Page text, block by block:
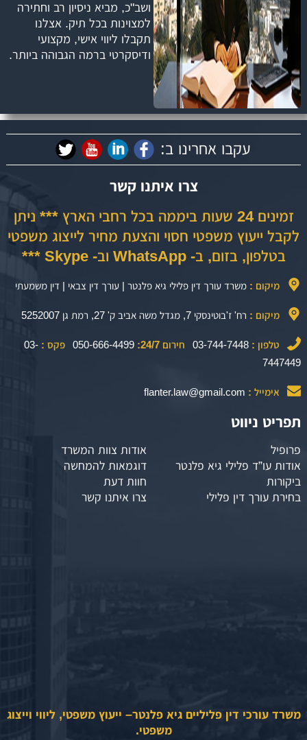
ושב"כ, מביא ניסיון רב וחתירה
למצוינות בכל תיק. אצלנו
תקבלו ליווי אישי, מקצועי
ודיסקרטי ברמה הגבוהה ביותר.
עקבו אחרינו ב:
צרו איתנו קשר
זמינים 24 שעות ביממה בכל רחבי הארץ *** ניתן
לקבל ייעוץ משפטי חסוי והצעת מחיר לייצוג משפטי
בטלפון, בזום, ב- WhatsApp וב- Skype ***
מיקום : משרד עורך דין פלילי גיא פלנטר | עורך דין צבאי | דין משמעתי
מיקום : רח' ז'בוטינסקי 7, מגדל משה אביב ק' 27, רמת גן 5252007
טלפון : 03-744-7448 חירום 24/7: 050-666-4499 פקס : 03-
7447449
אימייל : flanter.law@gmail.com
תפריט ניווט
פרופיל
אודות צוות המשרד
אודות עו”ד פלילי גיא פלנטר
דוגמאות להמחשה
ביקורות
חוות דעת
בחירת עורך דין פלילי
צרו איתנו קשר
משרד עורכי דין פליליים גיא פלנטר– ייעוץ משפטי, ליווי וייצוג
משפטי.